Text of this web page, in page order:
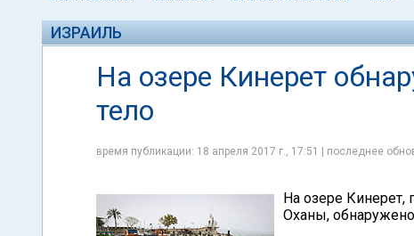
ИЗРАИЛЬ
На озере Кинерет
тело
время публикации: 18 апреля 2017 г., 17:51 | последнее
На озере Кинерет,
Оханы,